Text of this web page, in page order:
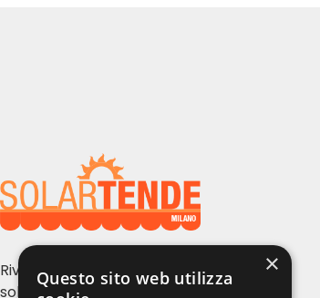
Rivendita e installazione tende da
sole, serramenti e zanzariere a
×
Questo sito web utilizza